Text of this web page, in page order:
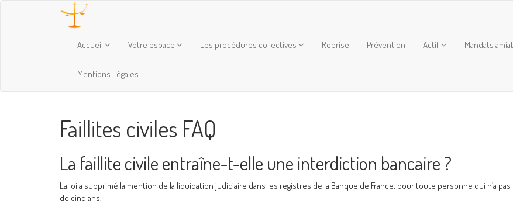
Accueil Votre espace Les procédures collectives Reprise Prévention Actif Mandats
Mentions Légales
Faillites civiles FAQ
La faillite civile entraîne-t-elle une interdiction bancaire ?
La loi a supprimé la mention de la liquidation judiciaire dans les registres de la Banque de France, pour toute personne qui n’a
de cinq ans.